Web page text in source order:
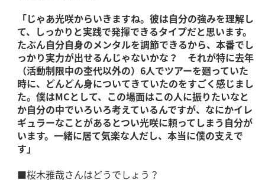
「じゃあ光咲からいきますね。彼は自分の強みを理解し
て、しっかりと実践で発揮できるタイプだと思います。
たぶん自分自身のメンタルを調節できるから、本番でし
っかり実力が出せるんじゃないかな？ それが特に去年
（活動制限中の杢代以外の）6人でツアーを廻っていた
時に、どんどん身についてきていたのをすごく感じまし
た。僕はMCとして、この場面はこの人に振りたいなと
か自分の中でいろいろ考えているんですが、なにかイレ
ギュラーなことがあるとつい光咲に頼ってしまう自分が
います。一緒に居て気楽な人だし、本当に僕の支えで
す」
■桜木雅哉さんはどうでしょう？